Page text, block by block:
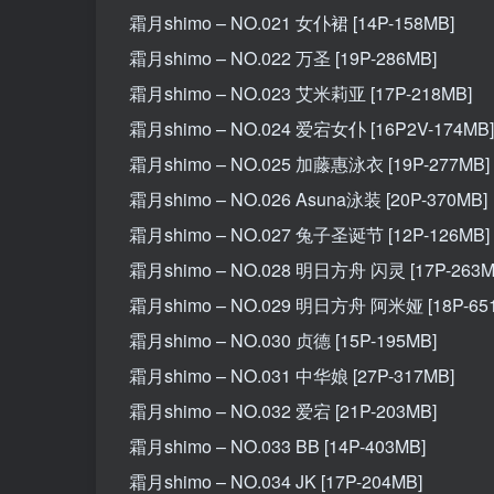
霜月shimo – NO.021 女仆裙 [14P-158MB]
霜月shimo – NO.022 万圣 [19P-286MB]
霜月shimo – NO.023 艾米莉亚 [17P-218MB]
霜月shimo – NO.024 爱宕女仆 [16P2V-174MB]
霜月shimo – NO.025 加藤惠泳衣 [19P-277MB]
霜月shimo – NO.026 Asuna泳装 [20P-370MB]
霜月shimo – NO.027 兔子圣诞节 [12P-126MB]
霜月shimo – NO.028 明日方舟 闪灵 [17P-
霜月shimo – NO.029 明日方舟 阿米娅 [18P-
霜月shimo – NO.030 贞德 [15P-195MB]
霜月shimo – NO.031 中华娘 [27P-317MB]
霜月shimo – NO.032 爱宕 [21P-203MB]
霜月shimo – NO.033 BB [14P-403MB]
霜月shimo – NO.034 JK [17P-204MB]